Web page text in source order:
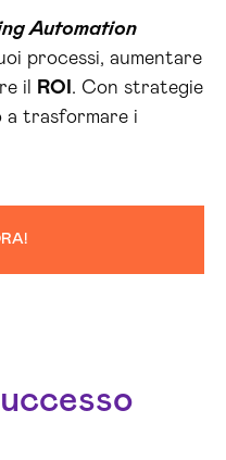
Automation
processi, aumentare
il ROI . Con strategie
a trasformare i